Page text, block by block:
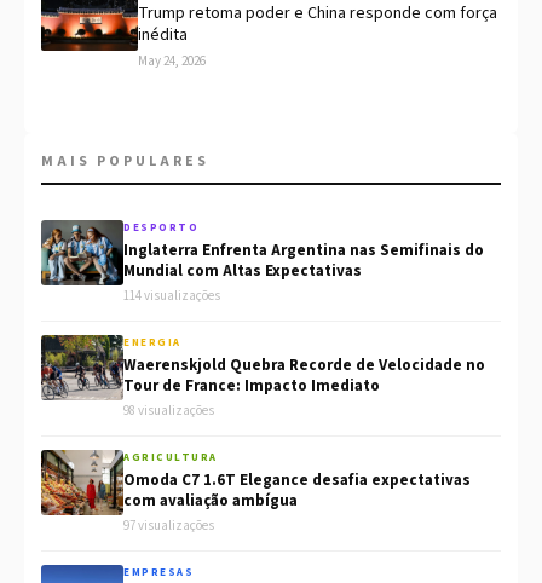
Trump retoma poder e China responde com força
inédita
May 24, 2026
MAIS POPULARES
DESPORTO
Inglaterra Enfrenta Argentina nas Semifinais do
Mundial com Altas Expectativas
114 visualizações
ENERGIA
Waerenskjold Quebra Recorde de Velocidade no
Tour de France: Impacto Imediato
98 visualizações
AGRICULTURA
Omoda C7 1.6T Elegance desafia expectativas
com avaliação ambígua
97 visualizações
EMPRESAS